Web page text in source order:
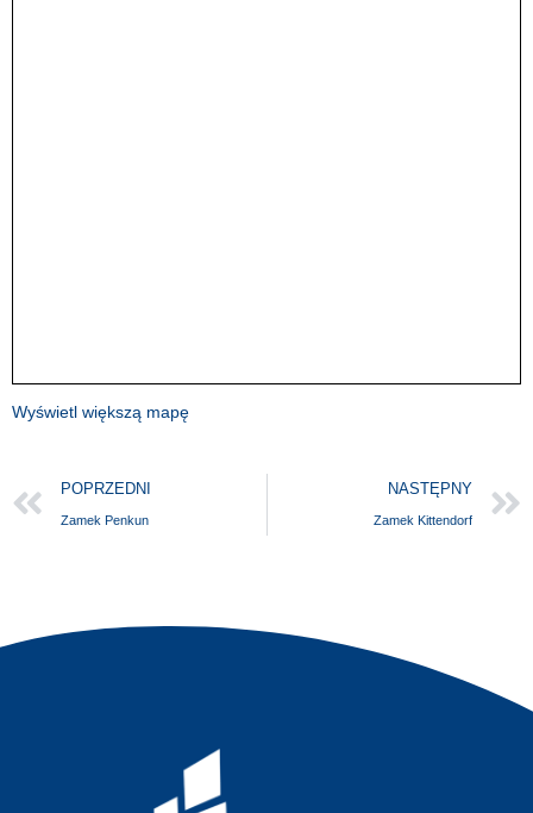
Wyświetl większą mapę
POPRZEDNI
Zamek Penkun
NASTĘPNY
Zamek Kittendorf